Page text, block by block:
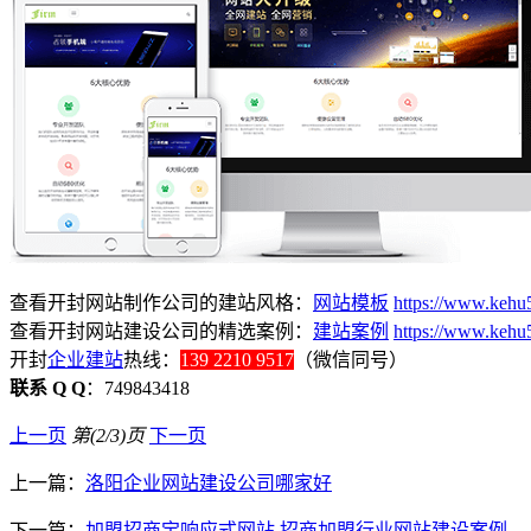
查看开封网站制作公司的建站风格： 网站模板 https://
查看开封网站建设公司的精选案例： 建站案例 https://
开封企业建站热线： 139 2210 9517 （微信同号）
联系 Q Q：749843418
上一页 第(2/3)页 下一页
上一篇： 洛阳企业网站建设公司哪家好